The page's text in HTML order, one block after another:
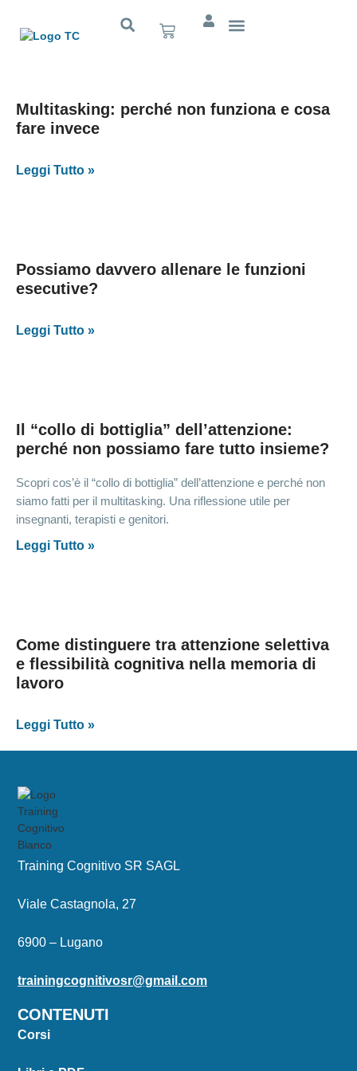
Multitasking: perché non funziona e cosa
fare invece
Leggi Tutto »
Possiamo davvero allenare le funzioni
esecutive?
Leggi Tutto »
Il “collo di bottiglia” dell’attenzione:
perché non possiamo fare tutto insieme?
Scopri cos’è il “collo di bottiglia” dell’attenzione e perché non
siamo fatti per il multitasking. Una riflessione utile per
insegnanti, terapisti e genitori.
Leggi Tutto »
Come distinguere tra attenzione selettiva
e flessibilità cognitiva nella memoria di
lavoro
Leggi Tutto »
Training Cognitivo SR SAGL
Viale Castagnola, 27
6900 – Lugano
trainingcognitivosr@gmail.com
CONTENUTI
Corsi